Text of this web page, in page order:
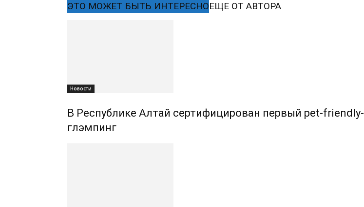
ЭТО МОЖЕТ БЫТЬ ИНТЕРЕСНОЕЩЕ ОТ АВТОРА
Новости
В Республике Алтай сертифицирован первый pet-friendly-
глэмпинг